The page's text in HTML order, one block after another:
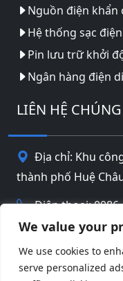
We value your
We use cookies to
serve personalized
Nguồn điện khẩn
Hệ thống sạc
Pin lưu trữ khởi
Ngân hàng điện
LIÊN HỆ
Địa chỉ: Khu
thành phố Huệ
Điện thoại: